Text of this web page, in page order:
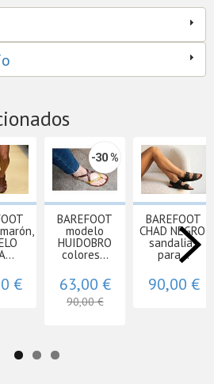
€
-30 %
BAREFOOT
modelo
HUIDOBRO
colores...
63,00 €
90,00 €
BAREFOOT
CHAD NEGRO,
sandalias
para...
90,00 €